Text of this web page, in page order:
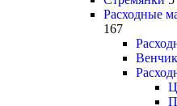
Расходные
167